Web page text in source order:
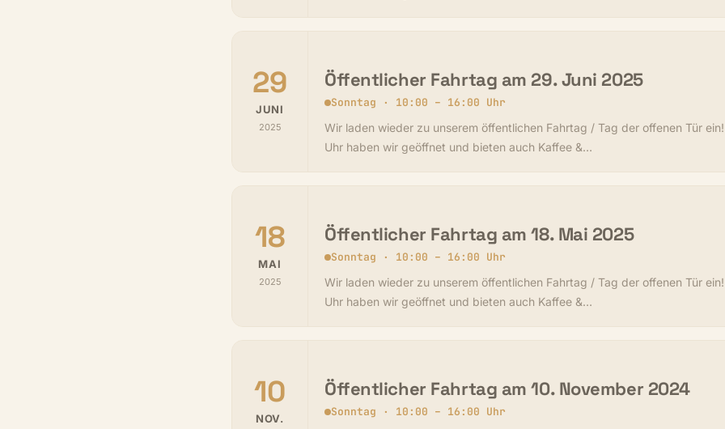
29
JUNI
2025
Öffentlicher Fahrtag am 29. Juni 2025
Sonntag · 10:00 – 16:00 Uhr
Wir laden wieder zu unserem öffentlichen Fahrtag / Tag der offenen Tür
Uhr haben wir geöffnet und bieten auch Kaffee &…
18
MAI
2025
Öffentlicher Fahrtag am 18. Mai 2025
Sonntag · 10:00 – 16:00 Uhr
Wir laden wieder zu unserem öffentlichen Fahrtag / Tag der offenen Tür
Uhr haben wir geöffnet und bieten auch Kaffee &…
10
NOV.
Öffentlicher Fahrtag am 10. November 2024
Sonntag · 10:00 – 16:00 Uhr